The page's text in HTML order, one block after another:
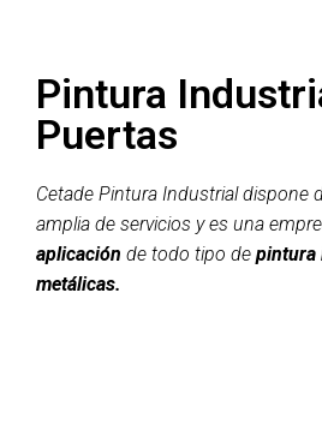
Pintura
Puertas
Cetade Pintura Industrial dispone
amplia de servicios y es una
aplicación de todo tipo de pintura
metálicas.